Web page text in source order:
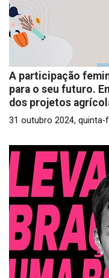
A participação
para o seu futuro.
dos projetos
31 outubro 2024, quinta-